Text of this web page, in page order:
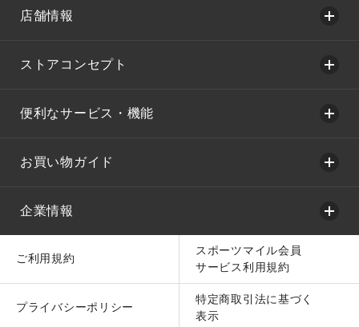
店舗情報
ストアコンセプト
便利なサービス・機能
お買い物ガイド
企業情報
ご利用規約
スポーツマイル会員
サービス利用規約
プライバシーポリシー
特定商取引法に基づく
表示